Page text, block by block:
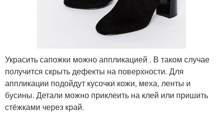
Украсить сапожки можно аппликацией . В таком случае
получится скрыть дефекты на поверхности. Для
аппликации подойдут кусочки кожи, меха, ленты и
бусины. Детали можно приклеить на клей или пришить
стёжками через край.